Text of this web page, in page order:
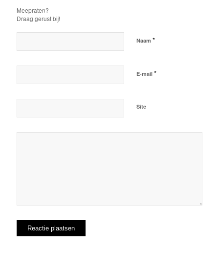
Meepraten?
Draag gerust bij!
Naam *
E-mail *
Site